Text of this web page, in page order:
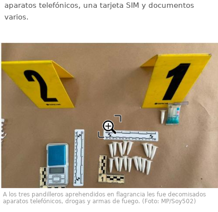
aparatos telefónicos, una tarjeta SIM y documentos
varios.
A los tres pandilleros aprehendidos en flagrancia les fue decomisados
aparatos telefónicos, drogas y armas de fuego. (Foto: MP/Soy502)